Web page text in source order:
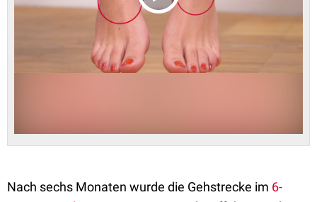
Nach sechs Monaten wurde die Gehstrecke im 6-